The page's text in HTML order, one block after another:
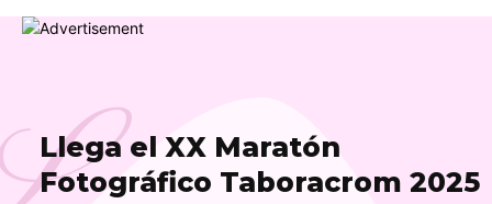
Llega el XX Maratón
Fotográfico Taboracrom 2025